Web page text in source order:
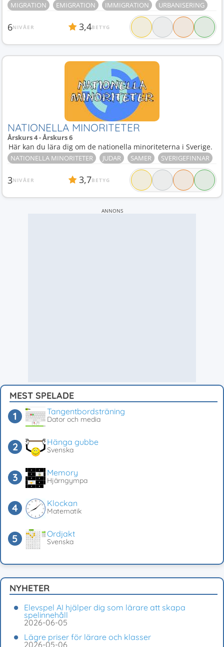
MIGRATION EMIGRATION IMMIGRATION URBANISERING
6NIVÅER 3,4BETYG
NATIONELLA MINORITETER
Årskurs 4 - Årskurs 6
Här kan du lära dig om de nationella minoriteterna i Sverige.
NATIONELLA MINORITETER JUDAR SAMER SVERIGEFINNAR
3NIVÅER 3,7BETYG
ANNONS
MEST SPELADE
Tangentbordsträning
Dator och media
Hänga gubbe
Svenska
Memory
Hjärngympa
Klockan
Matematik
Ordjakt
Svenska
NYHETER
Elevspel AI hjälper dig som lärare att skapa
spelinnehåll
2026-06-05
Lägre priser för lärare och klasser
2026-05-06